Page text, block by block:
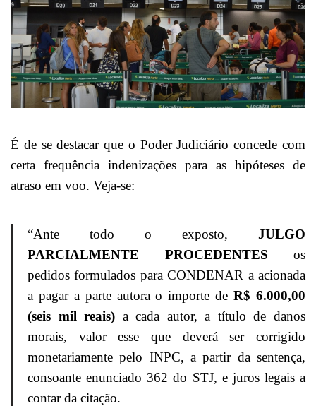
É de se destacar que o Poder Judiciário concede com
certa frequência indenizações para as hipóteses de
atraso em voo. Veja-se:
“Ante todo o exposto, JULGO
PARCIALMENTE PROCEDENTES os
pedidos formulados para CONDENAR a acionada
a pagar a parte autora o importe deR$ 6.000,00
(seis mil reais) a cada autor, a título de danos
morais, valor esse que deverá ser corrigido
monetariamente pelo INPC, a partir da sentença,
consoante enunciado 362 do STJ, e juros legais a
contar da citação.